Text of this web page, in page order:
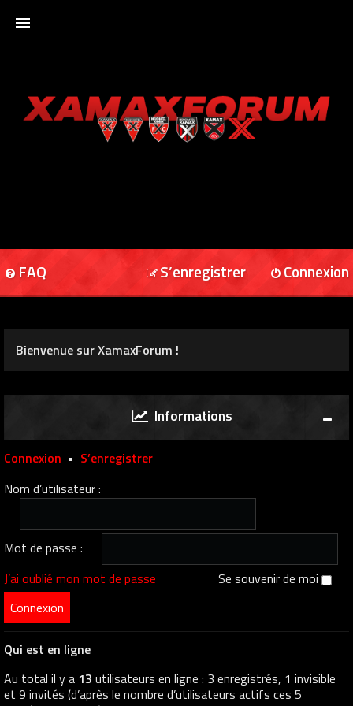
XAMAXFORUM
FAQ Connexion
S’enregistrer
Bienvenue sur XamaxForum !
Informations
Connexion • S’enregistrer
Nom d’utilisateur :
Mot de passe :
J’ai oublié mon mot de passe
Se souvenir de moi
Qui est en ligne
Au total il y a 13 utilisateurs en ligne : 3 enregistrés, 1 invisible
et 9 invités (d’après le nombre d’utilisateurs actifs ces 5